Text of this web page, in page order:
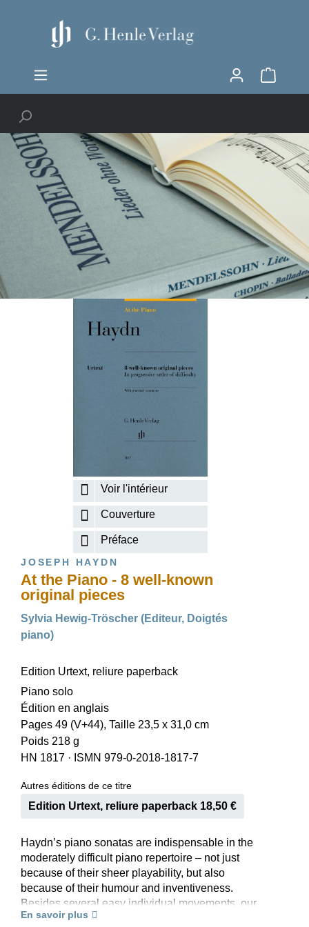
Voir l'intérieur
Couverture
Préface
JOSEPH HAYDN
At the Piano - 8 well-known
original pieces
Sylvia Hewig-Tröscher (Editeur, Doigtés
piano)
Edition Urtext, reliure paperback
Piano solo
Édition en anglais
Pages 49 (V+44), Taille 23,5 x 31,0 cm
Poids 218 g
HN 1817 · ISMN 979-0-2018-1817-7
Autres éditions de ce titre
Edition Urtext, reliure paperback 18,50 €
Haydn’s piano sonatas are indispensable in the
moderately difficult piano repertoire – not just
because of their sheer playability, but also
because of their humour and inventiveness.
Besides several easy individual movements, our
volume also includes two complete sonatas so
En savoir plus